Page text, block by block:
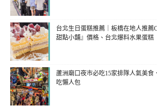
台北生日蛋糕推薦｜板橋在地人推薦
甜點小舖』價格、台北爆料水果蛋糕
蘆洲廟口夜市必吃15家排隊人氣美食
吃懶人包